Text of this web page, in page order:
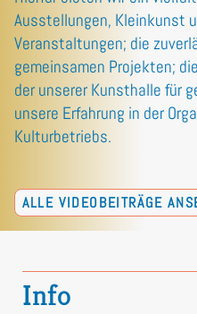
Ausstellungen, Kleinkunst
Veranstaltungen; die
gemeinsamen Projekten;
der unserer Kunsthalle für
unsere Erfahrung in der
Kulturbetriebs.
ALLE VIDEOBEITRÄGE
Info